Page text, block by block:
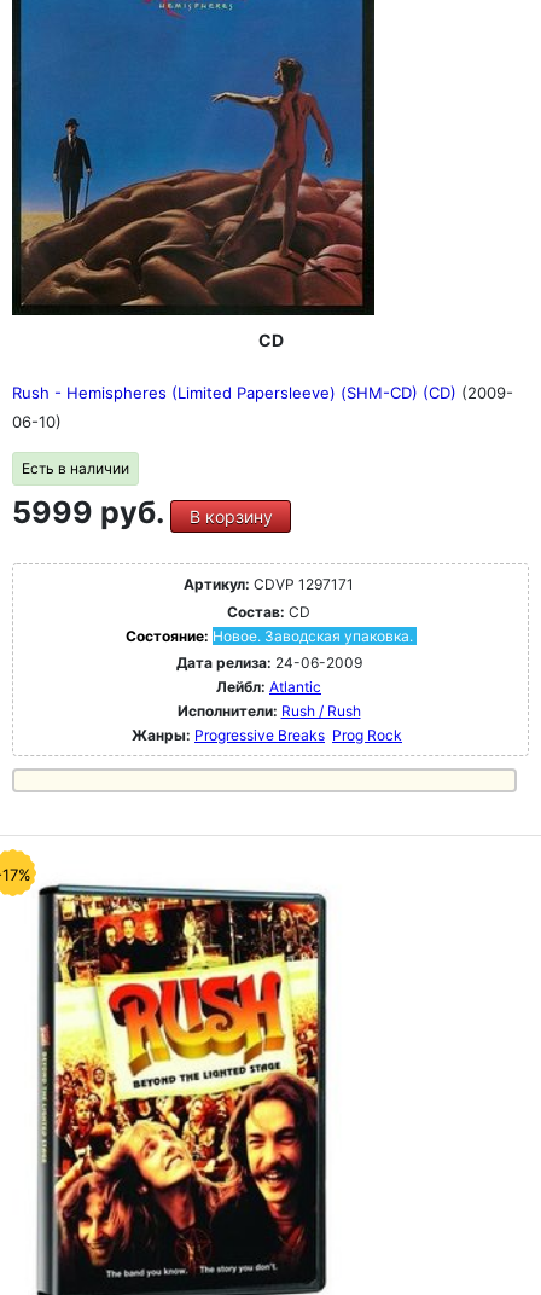
CD
Rush - Hemispheres (Limited Papersleeve) (SHM-CD) (CD) (2009-
06-10)
Есть в наличии
5999 руб. В корзину
Артикул: CDVP 1297171
Состав: CD
Состояние: Новое. Заводская упаковка.
Дата релиза: 24-06-2009
Лейбл: Atlantic
Исполнители: Rush / Rush
Жанры: Progressive Breaks Prog Rock